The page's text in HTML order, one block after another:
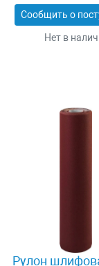
Нет в
Рулон